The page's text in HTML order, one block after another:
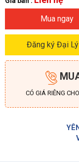
Mua ngay
Đăng ký Đại Lý
CÓ GIÁ RIÊNG